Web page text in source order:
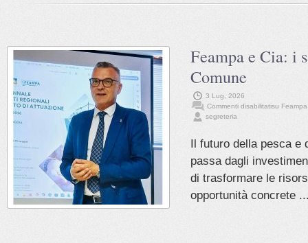
Feampa e Cia: i
Comune
3 Lug, 2026
Commenti disabilitatisu
segreteria
Il futuro della pesca e
passa dagli
di trasformare le
opportunità concrete